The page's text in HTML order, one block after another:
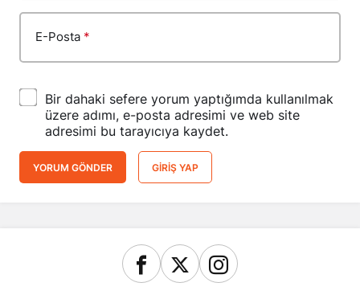
E-Posta *
Bir dahaki sefere yorum yaptığımda kullanılmak
üzere adımı, e-posta adresimi ve web site
adresimi bu tarayıcıya kaydet.
YORUM GÖNDER GIRIŞ YAP